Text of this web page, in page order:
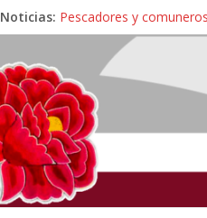
Noticias: Pescadores y
Un nuevo derrame de
Ángel, el joven autista
Familiares de periodista
Alertan pescadores de